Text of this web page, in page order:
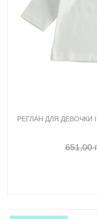
РЕГЛАН ДЛЯ ДЕВОЧКИ
651,00